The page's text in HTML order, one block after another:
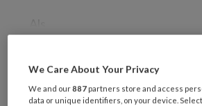
REGISTREREN
We Care About Your Privacy
We and our887 partners store and access
data or unique identifiers, on your device.